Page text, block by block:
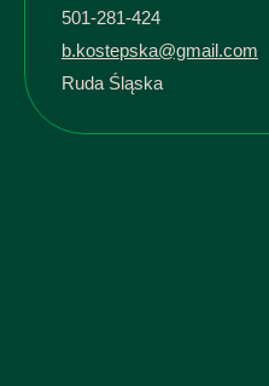
501-281-424
b.kostepska@gmail.com
Ruda Śląska